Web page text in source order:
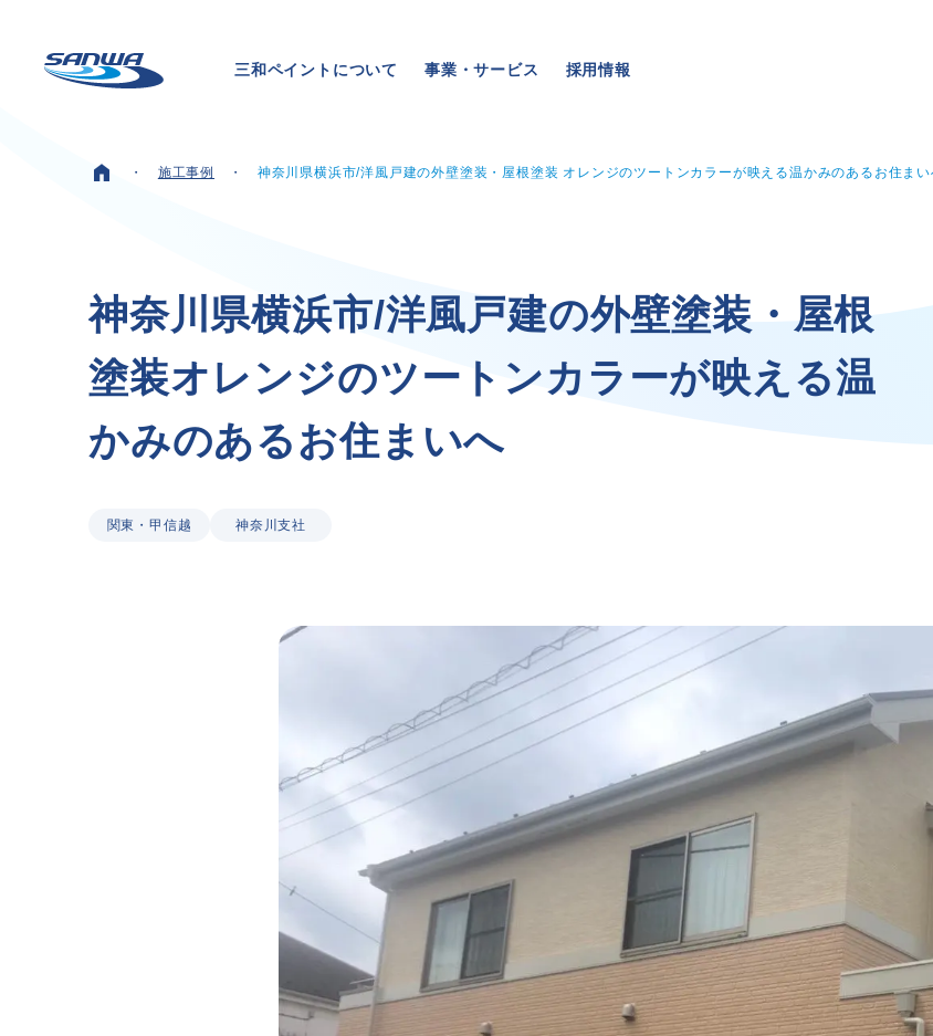
三和ペイントについて 事業・サービス 採用情報
三和ペイントについて
理念
代表メッセージ
会社概要
拠点一覧
CSR
事業・サービス
外壁塗装
採用情報
メッセージ
数字でわかる三
よくある質問
資料請求
簡単Web見積も
施工パートナー
プライバシーポリシー コミュニティガイドライン AIポリシー 特定商取引法に基づく表記
施工事例 神奈川県横浜市/洋風戸建の外壁塗装・屋根塗装 オレンジのツートンカラーが映える温かみのあるお住まい
神奈川 県横浜市/洋風戸建の外壁塗装 ・屋根
塗装オレンジのツー ト ンカ ラ ーが映え る温
かみのあるお住ま いへ
関東・甲信越 神奈川支社